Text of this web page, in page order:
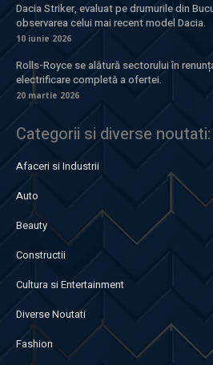
Dacia Striker, evaluat pe drumurile din
observarea celui mai recent model Dacia.
10 iunie 2026
Rolls-Royce se alătură sectorului în
electrificare completă a ofertei.
20 martie 2026
Categorii si diverse noutati:
Afaceri si Industrii
Auto
Beauty
Constructii
Cultura si Entertainment
Diverse Noutati
Fashion